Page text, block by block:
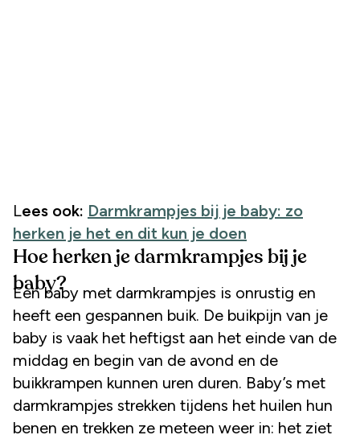
Lees ook: Darmkrampjes bij je baby: zo
herken je het en dit kun je doen
Hoe herken je darmkrampjes bij je
baby?
Een baby met darmkrampjes is onrustig en
heeft een gespannen buik. De buikpijn van je
baby is vaak het heftigst aan het einde van de
middag en begin van de avond en de
buikkrampen kunnen uren duren. Baby’s met
darmkrampjes strekken tijdens het huilen hun
benen en trekken ze meteen weer in: het ziet